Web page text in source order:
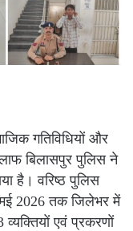
गतिविधियों और
बिलासपुर पुलिस ने
है। वरिष्ठ पुलिस
2026 तक जिलेभर में
एवं प्रकरणों